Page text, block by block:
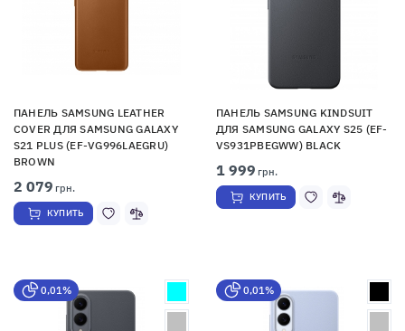
ПАНЕЛЬ SAMSUNG LEATHER
COVER ДЛЯ SAMSUNG GALAXY
S21 PLUS (EF-VG996LAEGRU)
BROWN
2 079 грн.
КУПИТЬ
ПАНЕЛЬ SAMSUNG KINDSUIT
ДЛЯ SAMSUNG GALAXY S25 (EF-
VS931PBEGWW) BLACK
1 999 грн.
КУПИТЬ
0,01% 0,01%